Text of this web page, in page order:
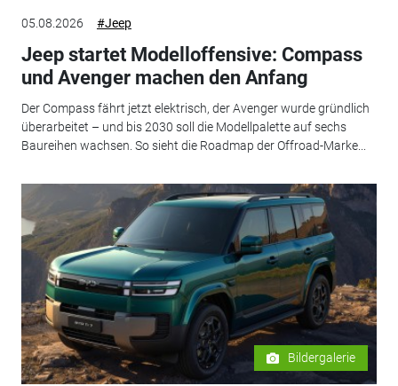
05.08.2026 #Jeep
Jeep startet Modelloffensive: Compass
und Avenger machen den Anfang
Der Compass fährt jetzt elektrisch, der Avenger wurde gründlich
überarbeitet – und bis 2030 soll die Modellpalette auf sechs
Baureihen wachsen. So sieht die Roadmap der Offroad-Marke...
Bildergalerie